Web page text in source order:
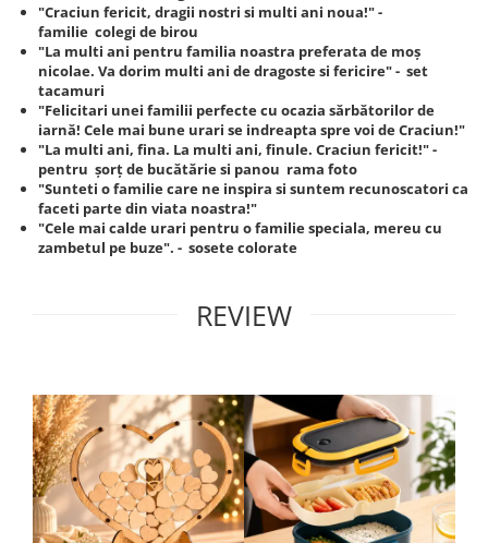
"Craciun fericit, dragii nostri si multi ani noua!" -
familie colegi de birou
"La multi ani pentru familia noastra preferata de moș
nicolae. Va dorim multi ani de dragoste si fericire" - set
tacamuri
"Felicitari unei familii perfecte cu ocazia sărbătorilor de
iarnă! Cele mai bune urari se indreapta spre voi de Craciun!"
"La multi ani, fina. La multi ani, finule. Craciun fericit!" -
pentru șorț de bucătărie si panou rama foto
"Sunteti o familie care ne inspira si suntem recunoscatori ca
faceti parte din viata noastra!"
"Cele mai calde urari pentru o familie speciala, mereu cu
zambetul pe buze". - sosete colorate
REVIEW